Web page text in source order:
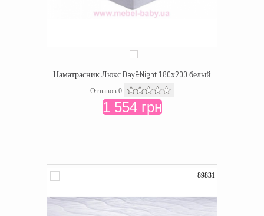
Наматрасник Люкс Day&Night 180х200 белый
Отзывов 0
1 554 грн
89831